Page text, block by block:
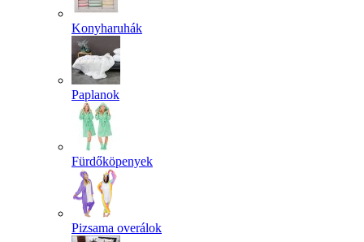
Konyharuhák
Paplanok
Fürdőköpenyek
Pizsama overálok